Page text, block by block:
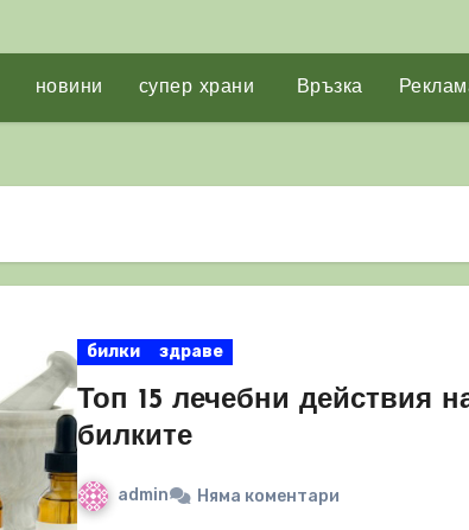
новини супер храни Връзка
билки здраве
Топ 15 лечебни действия
билките
admin Няма коментари